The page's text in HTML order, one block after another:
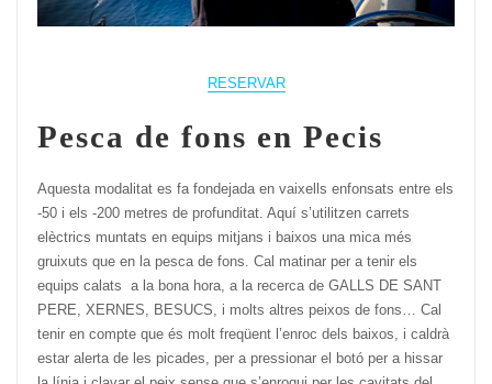
RESERVAR
Pesca de fons en Pecis
Aquesta modalitat es fa fondejada en vaixells enfonsats entre els
-50 i els -200 metres de profunditat. Aquí s’utilitzen carrets
elèctrics muntats en equips mitjans i baixos una mica més
gruixuts que en la pesca de fons. Cal matinar per a tenir els
equips calats a la bona hora, a la recerca de GALLS DE SANT
PERE, XERNES, BESUCS, i molts altres peixos de fons… Cal
tenir en compte que és molt freqüent l’enroc dels baixos, i caldrà
estar alerta de les picades, per a pressionar el botó per a hissar